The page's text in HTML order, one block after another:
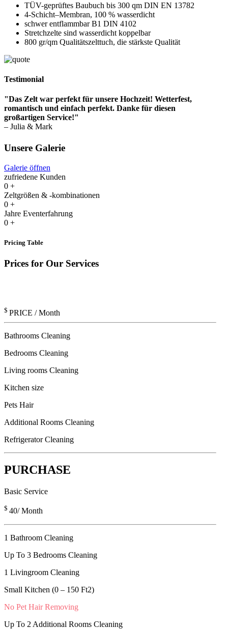
TÜV-geprüftes Baubuch bis 300 qm DIN EN 13782
4-Schicht–Membran, 100 % wasserdicht
schwer entflammbar B1 DIN 4102
Stretchzelte sind wasserdicht koppelbar
800 gr/qm Qualitätszelttuch, die stärkste Qualität
Testimonial
"Das Zelt war perfekt für unsere Hochzeit! Wetterfest,
romantisch und einfach perfekt. Danke für diesen
großartigen Service!"
– Julia & Mark
Unsere Galerie
Galerie öffnen
zufriedene Kunden
0 +
Zeltgrößen & -kombinationen
0 +
Jahre Eventerfahrung
0 +
Pricing Table
Prices for Our Services
$ PRICE / Month
Bathrooms Cleaning
Bedrooms Cleaning
Living rooms Cleaning
Kitchen size
Pets Hair
Additional Rooms Cleaning
Refrigerator Cleaning
PURCHASE
Basic Service
$ 40/ Month
1 Bathroom Cleaning
Up To 3 Bedrooms Cleaning
1 Livingroom Cleaning
Small Kitchen (0 – 150 Ft2)
No Pet Hair Removing
Up To 2 Additional Rooms Cleaning